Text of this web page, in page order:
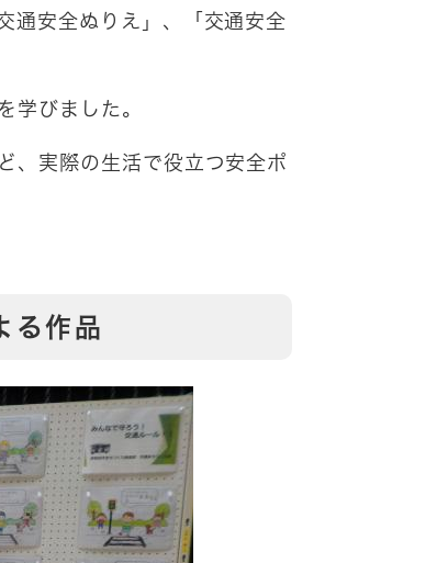
通安全ぬりえ」、「交通安全
学びました。
、実際の生活で役立つ安全ポ
る作品